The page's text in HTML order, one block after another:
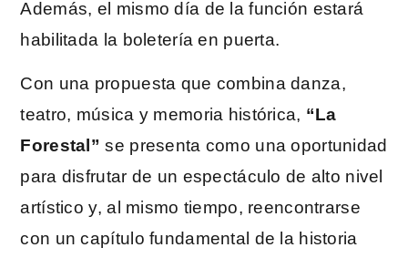
Además, el mismo día de la función estará
habilitada la boletería en puerta.
Con una propuesta que combina danza,
teatro, música y memoria histórica, “La
Forestal” se presenta como una oportunidad
para disfrutar de un espectáculo de alto nivel
artístico y, al mismo tiempo, reencontrarse
con un capítulo fundamental de la historia